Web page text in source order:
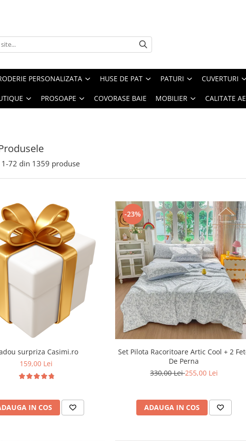
PERSONALIZATA HUSE DE PAT PATURI CUVERTURI
PROSOAPE COVORASE BAIE MOBILIER CALITATE
1-72 din 1359 produse
surpriza Casimi.ro
159,00 Lei
IN COS
-23%
Set Pilota Racoritoare Artic Cool + 2
De Perna
330,00 Lei255,00 Lei
ADAUGA IN COS